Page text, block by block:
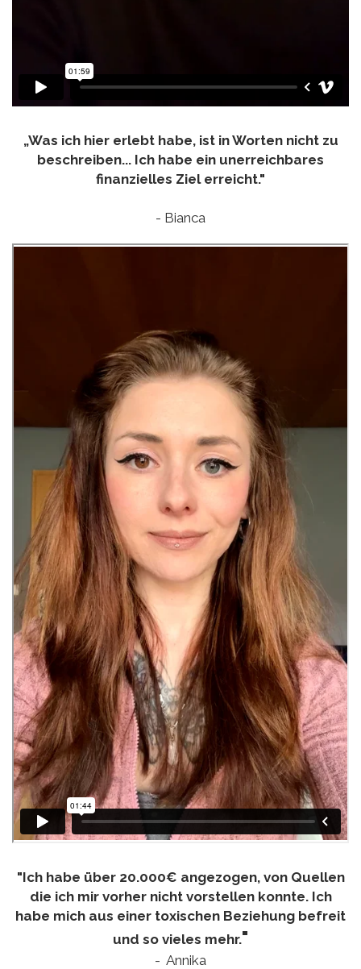
„Was ich hier erlebt habe, ist in Worten nicht zu
beschreiben... Ich habe ein unerreichbares
finanzielles Ziel erreicht."
- Bianca
"Ich habe über 20.000€ angezogen, von Quellen
die ich mir vorher nicht vorstellen konnte. Ich
habe mich aus einer toxischen Beziehung befreit
und so vieles mehr."
- Annika